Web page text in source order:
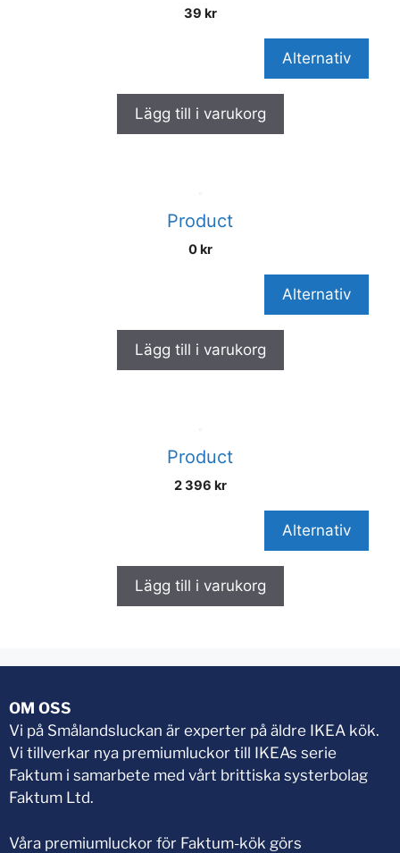
39 kr
Alternativ
Lägg till i varukorg
Product
0kr
Alternativ
Lägg till i varukorg
Product
2 396 kr
Alternativ
Lägg till i varukorg
OM OSS
Vi på Smålandsluckan är experter på äldre IKEA kök.
Vi tillverkar nya premiumluckor till IKEAs serie
Faktum i samarbete med vårt brittiska systerbolag
Faktum Ltd.
Våra premiumluckor för Faktum-kök görs